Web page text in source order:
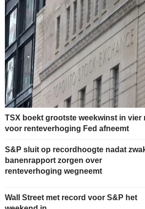
TSX boekt grootste weekwinst in vier
voor renteverhoging Fed afneemt
S&P sluit op recordhoogte nadat
banenrapport zorgen over
renteverhoging wegneemt
Wall Street met record voor S&P het